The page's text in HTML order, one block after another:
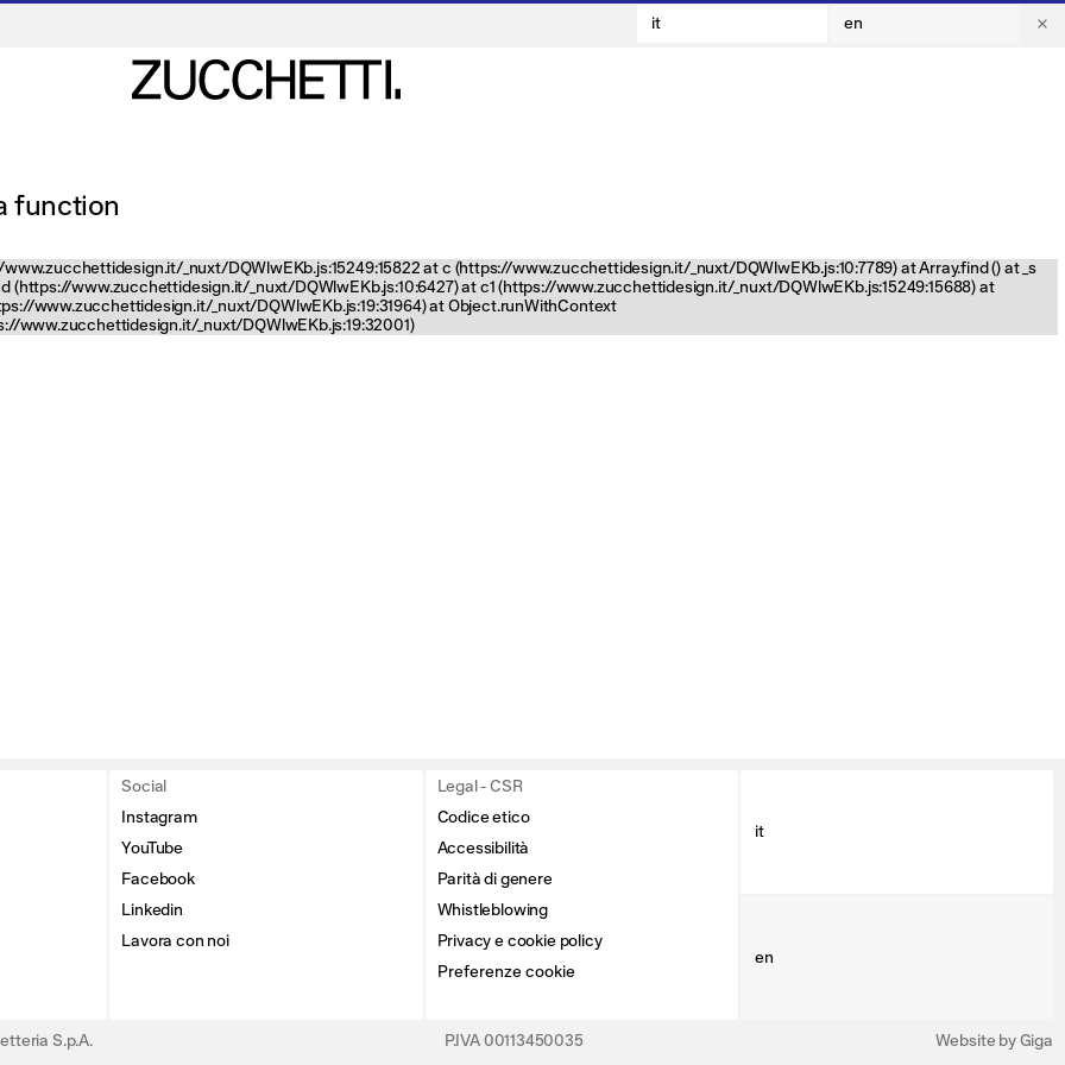
it en
function
_nuxt/DQWlwEKb.js:15249:15822 at c (https://www.zucchettidesign.it/_nuxt/DQWlwEKb.js:10:7789) at Array.find () at _s
www.zucchettidesign.it/_nuxt/DQWlwEKb.js:10:6427) at c1 (https://www.zucchettidesign.it/_nuxt/DQWlwEKb.js:15249:15688) at
www.zucchettidesign.it/_nuxt/DQWlwEKb.js:19:31964) at Object.runWithContext
www.zucchettidesign.it/_nuxt/DQWlwEKb.js:19:32001)
Social
Instagram
YouTube
Facebook
Linkedin
Lavora con noi
Legal - CSR
Codice etico
Accessibilità
Parità di genere
Whistleblowing
Privacy e cookie policy
Preferenze cookie
it
en
S.p.A. P.IVA 00113450035 Website by Giga